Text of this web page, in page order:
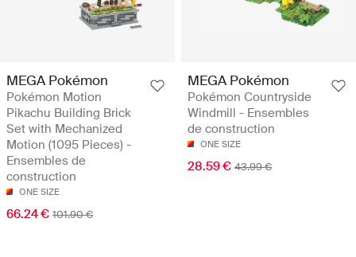
MEGA Pokémon
Pokémon Motion
Pikachu Building Brick
Set with Mechanized
Motion (1095 Pieces) -
Ensembles de
construction
ONE SIZE
66.24 € 101.90 €
MEGA Pokémon
Pokémon Countryside
Windmill - Ensembles
de construction
ONE SIZE
28.59 € 43.99 €